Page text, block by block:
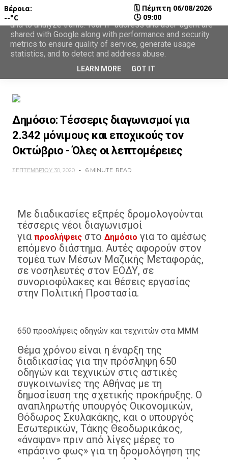
Δημόσιο: Τέσσερις διαγωνισμοί για
2.342 μόνιμους και εποχικούς τον
Οκτώβριο - Όλες οι λεπτομέρειες
ΣΕΠΤΕΜΒΡΊΟΥ 30, 2020 6 MINUTE READ
Με διαδικασίες εξπρές δρομολογούνται
τέσσερις νέοι διαγωνισμοί
για προσλήψειςστο Δημόσιο για το αμέσως
επόμενο διάστημα. Αυτές αφορούν στον
τομέα των Μέσων Μαζικής Μεταφοράς,
σε νοσηλευτές στον ΕΟΔΥ, σε
συνοριοφύλακες και θέσεις εργασίας
στην Πολιτική Προστασία.
650 προσλήψεις οδηγών και τεχνιτών στα ΜΜΜ
Θέμα χρόνου είναι η έναρξη της
διαδικασίας για την πρόσληψη 650
οδηγών και τεχνικών στις αστικές
συγκοινωνίες της Αθήνας με τη
δημοσίευση της σχετικής προκήρυξης. Ο
αναπληρωτής υπουργός Οικονομικών,
Θόδωρος Σκυλακάκης, και ο υπουργός
Εσωτερικών, Τάκης Θεοδωρικάκος,
«άναψαν» πριν από λίγες μέρες το
«πράσινο φως» για τη δρομολόγηση της
Βέροια:
--°C
🗓 Πέμπτη 06/08/2026
🕒 09:00
This site uses cookies from Google to deliver its services
and to analyze traffic. Your IP address and user-agent are
shared with Google along with performance and security
metrics to ensure quality of service, generate usage
statistics, and to detect and address abuse.
LEARN MORE GOT IT